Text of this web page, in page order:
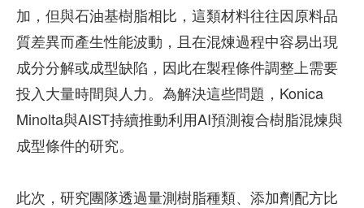
加，但與石油基樹脂相比，這類材料往往因原料品
質差異而產生性能波動，且在混煉過程中容易出現
成分分解或成型缺陷，因此在製程條件調整上需要
投入大量時間與人力。為解決這些問題，Konica
Minolta與AIST持續推動利用AI預測複合樹脂混煉與
成型條件的研究。
此次，研究團隊透過量測樹脂種類、添加劑配方比